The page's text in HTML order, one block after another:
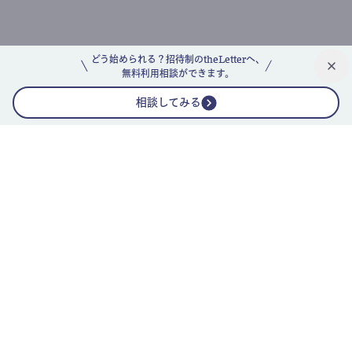
どう始められる？招待制のtheLetterへ、
無料利用相談ができます。
相談してみる